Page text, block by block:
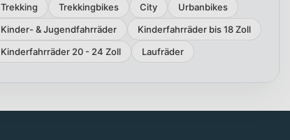
Trekking
Trekkingbikes City
Urbanbikes
Kinder- & Jugendfahrräder
Kinderfahrräder bis 18 Zoll
Kinderfahrräder 20 - 24 Zoll
Laufräder